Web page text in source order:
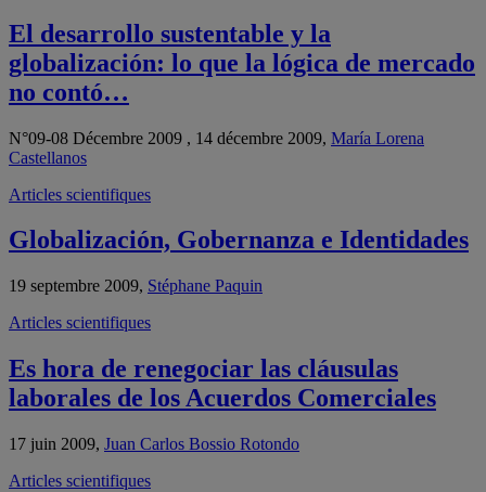
El desarrollo sustentable y la
globalización: lo que la lógica de mercado
no contó…
N°09-08 Décembre 2009 , 14 décembre 2009, María Lorena
Castellanos
Articles scientifiques
Globalización, Gobernanza e Identidades
19 septembre 2009, Stéphane Paquin
Articles scientifiques
Es hora de renegociar las cláusulas
laborales de los Acuerdos Comerciales
17 juin 2009, Juan Carlos Bossio Rotondo
Articles scientifiques